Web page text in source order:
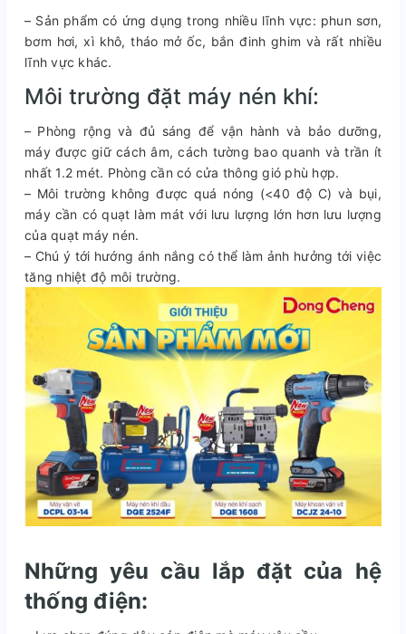
– Sản phẩm có ứng dụng trong nhiều lĩnh vực: phun sơn,
bơm hơi, xì khô, tháo mở ốc, bắn đinh ghim và rất nhiều
lĩnh vực khác.
Môi trường đặt máy nén khí:
– Phòng rộng và đủ sáng để vận hành và bảo dưỡng,
máy được giữ cách âm, cách tường bao quanh và trần ít
nhất 1.2 mét. Phòng cần có cửa thông gió phù hợp.
– Môi trường không được quá nóng (<40 độ C) và bụi,
máy cần có quạt làm mát với lưu lượng lớn hơn lưu lượng
của quạt máy nén.
– Chú ý tới hướng ánh nắng có thể làm ảnh hưởng tới việc
tăng nhiệt độ môi trường.
Những yêu cầu lắp đặt của hệ
thống điện: